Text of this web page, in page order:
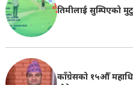
तिमीलाई सुम्पिएको
काँग्रेसको १५औँ